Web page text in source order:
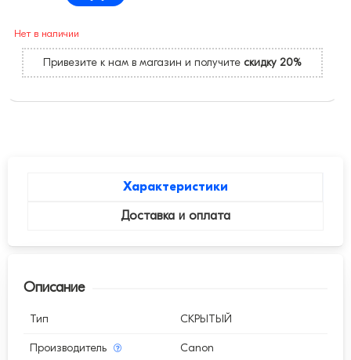
Нет в наличии
Привезите к нам в магазин и получите скидку 20%
Характеристики
Доставка и оплата
Описание
Тип СКРЫТЫЙ
Производитель Canon